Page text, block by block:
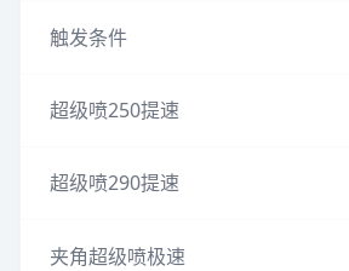
触发条件
超级喷250提速
超级喷290提速
夹角超级喷极速